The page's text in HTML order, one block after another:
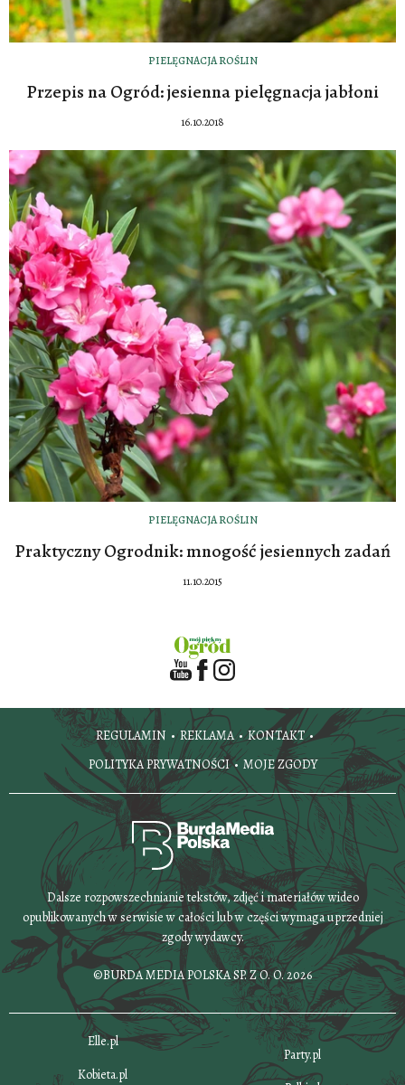
PIELĘGNACJA ROŚLIN
Przepis na Ogród: jesienna pielęgnacja jabłoni
16.10.2018
PIELĘGNACJA ROŚLIN
Praktyczny Ogrodnik: mnogość jesiennych zadań
11.10.2015
REGULAMIN REKLAMA
KONTAKT
POLITYKA PRYWATNOŚCI
MOJE ZGODY
Dalsze rozpowszechnianie tekstów, zdjęć i materiałów wideo
opublikowanych w serwisie w całości lub w części wymaga uprzedniej
zgody wydawcy.
©BURDA MEDIA POLSKA SP. Z O. O. 2026
Elle.pl
Kobieta.pl
Party.pl